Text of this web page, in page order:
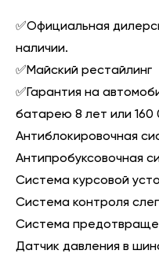
✅Официальная
наличии.
✅Майский рестайлинг
✅Гарантия на
батарею 8 лет или 160
Антиблокировочная
Антипробуксовочная
Система курсовой
Система контроля
Система
Датчик давления в